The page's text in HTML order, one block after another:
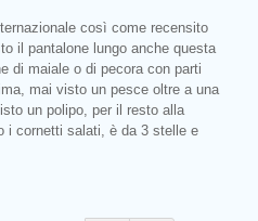
così come recensito
il pantalone lungo anche questa
di maiale o di pecora con parti
mai visto un pesce oltre a una
un polipo, per il resto alla
i cornetti salati, è da 3 stelle e